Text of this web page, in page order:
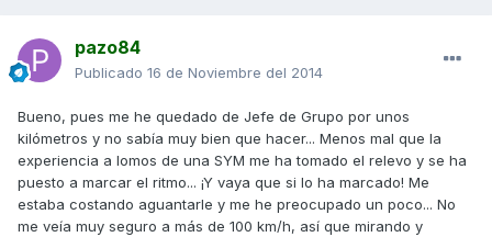
pazo84
Publicado 16 de Noviembre del 2014
Bueno, pues me he quedado de Jefe de Grupo por unos
kilómetros y no sabía muy bien que hacer... Menos mal que la
experiencia a lomos de una SYM me ha tomado el relevo y se ha
puesto a marcar el ritmo... ¡Y vaya que si lo ha marcado! Me
estaba costando aguantarle y me he preocupado un poco... No
me veía muy seguro a más de 100 km/h, así que mirando y